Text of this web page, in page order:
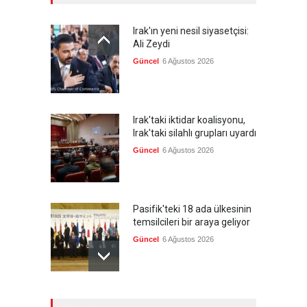
Irak'ın yeni nesil siyasetçisi:
Ali Zeydi
Güncel 6 Ağustos 2026
Irak'taki iktidar koalisyonu,
Irak'taki silahlı grupları uyardı
Güncel 6 Ağustos 2026
Pasifik'teki 18 ada ülkesinin
temsilcileri bir araya geliyor
Güncel 6 Ağustos 2026